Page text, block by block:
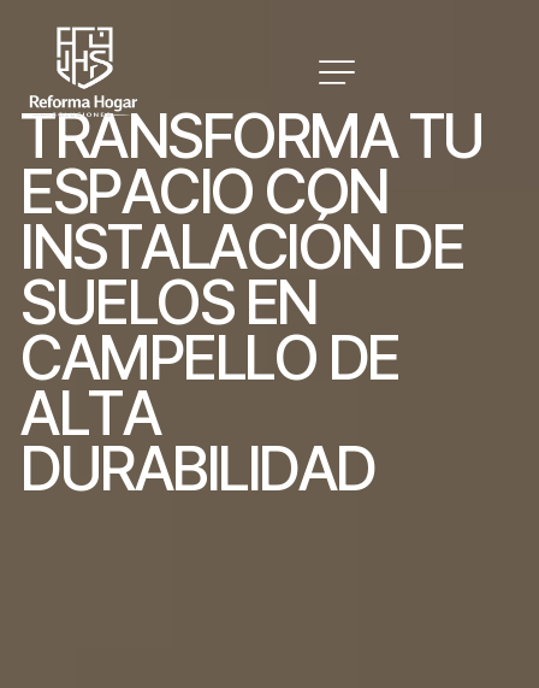
TRANSFORMATU
ESPACIO CON
INSTALACIÓN DE
SUELOS EN
CAMPELLO DE
ALTA
DURABILIDAD